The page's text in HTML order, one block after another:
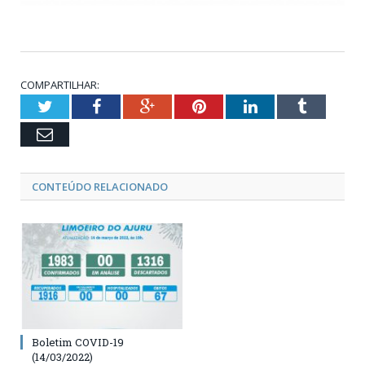
COMPARTILHAR:
TwitterFacebookGoogle+PinterestLinkedInTumblr
Email
CONTEÚDO RELACIONADO
Boletim COVID-19
(14/03/2022)